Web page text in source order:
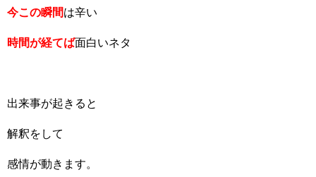
今この瞬間は辛い
時間が経てば面白いネタ
出来事が起きると
解釈をして
感情が動きます。